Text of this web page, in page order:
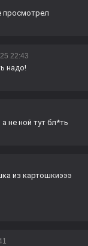
просмотрел
22:43
надо!
не ной тут бл*ть
из картошкиэээ